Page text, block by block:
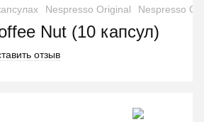
Nespresso Original Nespresso
Nut (10 капсул)
отзыв